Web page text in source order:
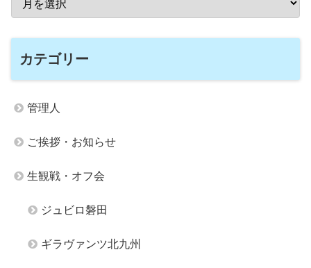
カテゴリー
管理人
ご挨拶・お知らせ
生観戦・オフ会
ジュビロ磐田
ギラヴァンツ北九州